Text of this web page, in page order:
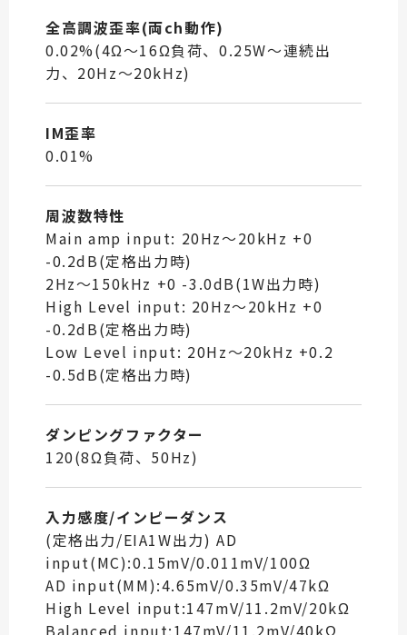
全高調波歪率(両ch動作)
0.02%(4Ω～16Ω負荷、0.25W～連続出
力、20Hz～20kHz)
IM歪率
0.01%
周波数特性
Main amp input: 20Hz～20kHz +0
-0.2dB(定格出力時)
2Hz～150kHz +0 -3.0dB(1W出力時)
High Level input: 20Hz～20kHz +0
-0.2dB(定格出力時)
Low Level input: 20Hz～20kHz +0.2
-0.5dB(定格出力時)
ダンピングファクター
120(8Ω負荷、50Hz)
入力感度/インピーダンス
(定格出力/EIA1W出力) AD
input(MC):0.15mV/0.011mV/100Ω
AD input(MM):4.65mV/0.35mV/47kΩ
High Level input:147mV/11.2mV/20kΩ
Balanced input:147mV/11.2mV/40kΩ